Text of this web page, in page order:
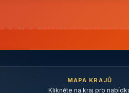
MAPA KRAJŮ
Klikněte na kraj pro